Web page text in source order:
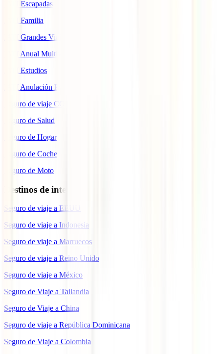
IATI Escapadas
IATI Familia
IATI Grandes Viajeros
IATI Anual Multiviaje
IATI Estudios
IATI Anulación Premium
Seguro de viaje COVID
Seguro de Salud
Seguro de Hogar
Seguro de Coche
Seguro de Moto
Destinos de interés
Seguro de viaje a EEUU
Seguro de viaje a Indonesia
Seguro de viaje a Marruecos
Seguro de viaje a Reino Unido
Seguro de viaje a México
Seguro de Viaje a Tailandia
Seguro de Viaje a China
Seguro de viaje a República Dominicana
Seguro de Viaje a Colombia